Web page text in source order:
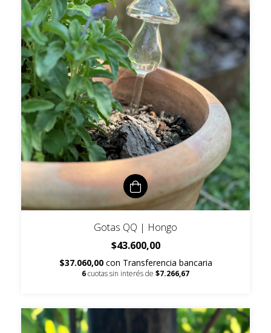
Gotas QQ | Hongo
$43.600,00
$37.060,00 con Transferencia bancaria
6cuotas sin interés de $7.266,67